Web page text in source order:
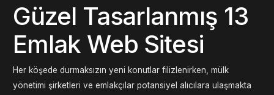
Güzel Tasarlanmış 13
Emlak Web Sitesi
Her köşede durmaksızın yeni konutlar filizlenirken, mülk
yönetimi şirketleri ve emlakçılar potansiyel alıcılara ulaşmakta